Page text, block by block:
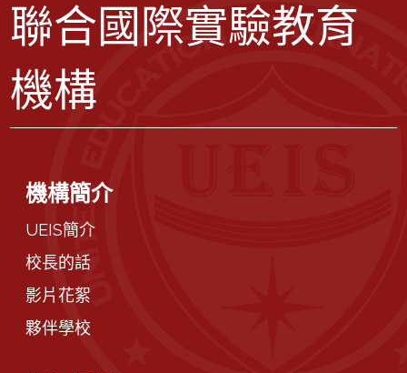
聯合國際實驗教育
機構
機構簡介
UEIS簡介
校長的話
影片花絮
夥伴學校